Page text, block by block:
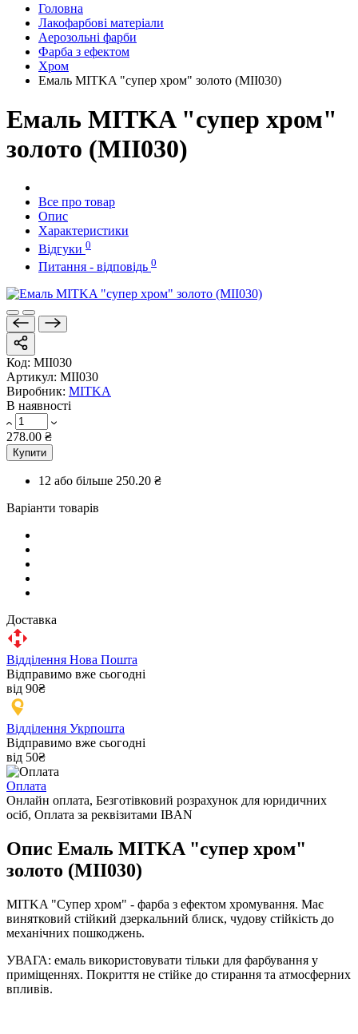
Головна
Лакофарбові матеріали
Аерозольні фарби
Фарба з ефектом
Хром
Емаль MITKA "супер хром" золото (MII030)
Емаль MITKA "супер хром"
золото (MII030)
Все про товар
Опис
Характеристики
Відгуки 0
Питання - відповідь 0
Код: MII030
Артикул: MII030
Виробник: MITKA
В наявності
278.00 ₴
Купити
12 або більше 250.20 ₴
Варіанти товарів
Доставка
Відділення Нова Пошта
Відправимо вже сьогодні
від 90₴
Відділення Укрпошта
Відправимо вже сьогодні
від 50₴
Оплата
Онлайн оплата, Безготівковий розрахунок для юридичних
осіб, Оплата за реквізитами IBAN
Опис Емаль MITKA "супер хром"
золото (MII030)
MITKA "Супер хром" - фарба з ефектом хромування. Має
винятковий стійкий дзеркальний блиск, чудову стійкість до
механічних пошкоджень.
УВАГА: емаль використовувати тільки для фарбування у
приміщеннях. Покриття не стійке до стирання та атмосферних
впливів.